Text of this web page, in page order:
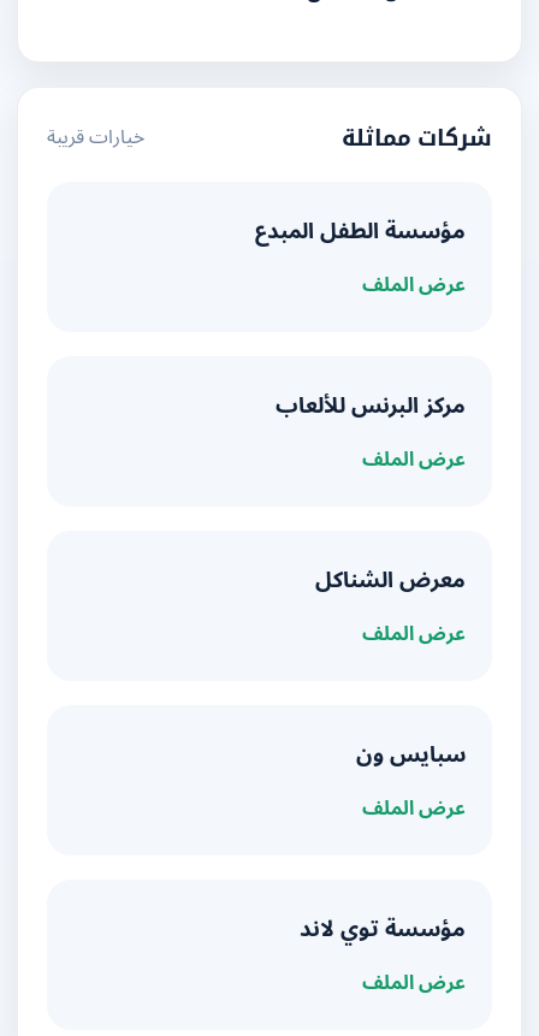
شركات مماثلة خيارات قريبة
مؤسسة الطفل المبدع
عرض الملف
مركز البرنس للألعاب
عرض الملف
معرض الشناكل
عرض الملف
سبايس ون
عرض الملف
مؤسسة توي لاند
عرض الملف